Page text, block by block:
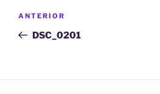
articole
Articolul
anterior
ANTERIOR
DSC_0201